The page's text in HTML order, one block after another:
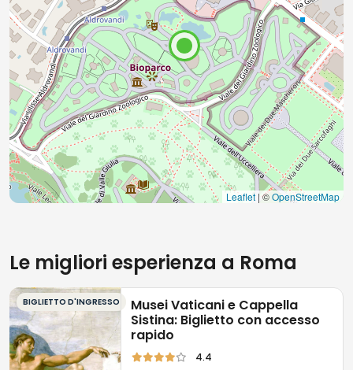
apprendere e conoscere il mondo animale da vicino.
Nonostante alcuni abbiano segnalato la necessità di
una segnaletica più chiara e di un'offerta
gastronomica più ampia, la maggior parte dei
visitatori ha apprezzato la facilità con cui è possibile
acquistare i biglietti e accedere al parco, rendendolo
una meta ideale per le famiglie.
Leaflet | ©OpenStreetMap
Le migliori esperienza a Roma
BIGLIETTO D'INGRESSO
Musei Vaticani e Cappella
Sistina: Biglietto con accesso
rapido
4.4